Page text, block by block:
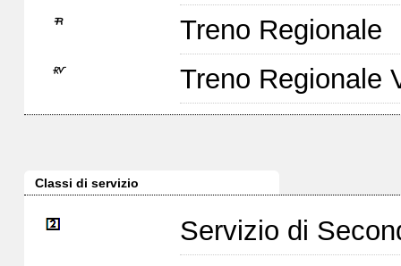
Treno Regionale
Treno Regionale
Classi di servizio
Servizio di